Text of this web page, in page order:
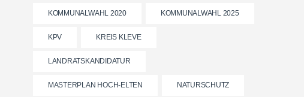
KOMMUNALWAHL 2020 KOMMUNALWAHL 2025
KPV KREIS KLEVE
LANDRATSKANDIDATUR
MASTERPLAN HOCH-ELTEN NATURSCHUTZ